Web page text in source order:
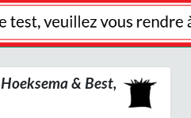
Hoeksema & Best,